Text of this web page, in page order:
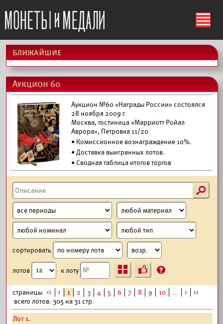
ś
ближайшие
Аукцион 60
Аукцион №60 «Награды России» состоялся
28 ноября 2009 г.
Москва, гостиница «Марриотт Ройал
Аврора», Петровка 11/20
• Комиссионное вознаграждение 10%.
• Доставка выигранных лотов.
• Сводная таблица итогов торгов
s
сортировать
лотов к лоту Ъ ?
страницы << < 1 2 3 4 5 6 7 8 9 10 ... >
>>
всего лотов: 305 на 31 стр.
Лот 1.